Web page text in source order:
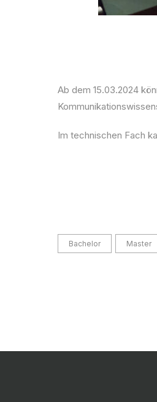
Ab dem 15.03.2024
Im technischen Fach
Bachelor Master